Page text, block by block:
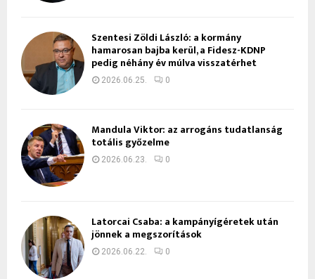
Szentesi Zöldi László: a kormány
hamarosan bajba kerül, a Fidesz-KDNP
pedig néhány év múlva visszatérhet
2026.06.25. 0
Mandula Viktor: az arrogáns tudatlanság
totális győzelme
2026.06.23. 0
Latorcai Csaba: a kampányígéretek után
jönnek a megszorítások
2026.06.22. 0